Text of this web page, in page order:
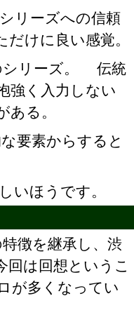
リーズへの信頼
けに良い感覚。
シリーズ。 伝統
強く入力しない
ある。
要素からすると
いほうです。
徴を継承し、渋
回は回想というこ
が多くなってい